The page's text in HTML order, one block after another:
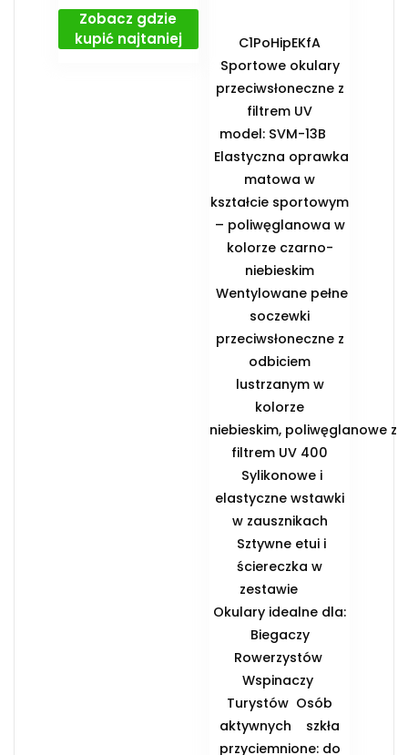
Zobacz gdzie
kupić najtaniej
C1PoHipEKfA
Sportowe okulary
przeciwsłoneczne z
filtrem UV
model: SVM-13B
Elastyczna oprawka
matowa w
kształcie sportowym
– poliwęglanowa w
kolorze czarno-
niebieskim
Wentylowane pełne
soczewki
przeciwsłoneczne z
odbiciem
lustrzanym w
kolorze
niebieskim, poliwęglanowe z
filtrem UV 400
Sylikonowe i
elastyczne wstawki
w zausznikach
Sztywne etui i
ściereczka w
zestawie
️Okulary idealne dla:
️ Biegaczy ️
Rowerzystów ️
Wspinaczy ️
Turystów ️ Osób
aktywnych ️ szkła
przyciemnione: do